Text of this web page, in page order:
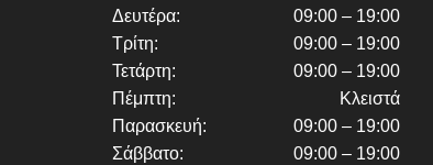
Δευτέρα:
09:00 – 19:00
Τρίτη:
09:00 – 19:00
Τετάρτη:
09:00 – 19:00
Πέμπτη:
Κλειστά
Παρασκευή:
09:00 – 19:00
Σάββατο:
09:00 – 19:00